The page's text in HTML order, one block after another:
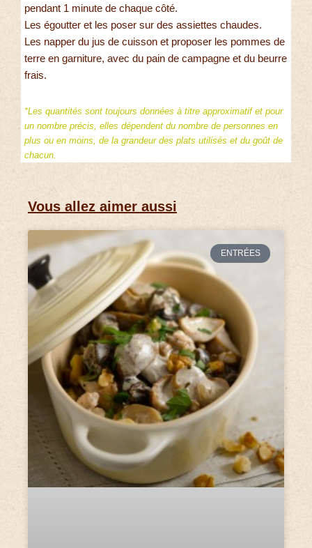
pendant 1 minute de chaque côté.
Les égoutter et les poser sur des assiettes chaudes.
Les napper du jus de cuisson et proposer les pommes de
terre en garniture, avec du pain de campagne et du beurre
frais.
*Les quantités sont toujours données à titre approximatif et pour
un nombre précis, elles dépendent du nombre de personnes en
plus ou en moins, de la grandeur des plats utilisés et du goût de
chacun.
Vous allez aimer aussi
ENTRÉES